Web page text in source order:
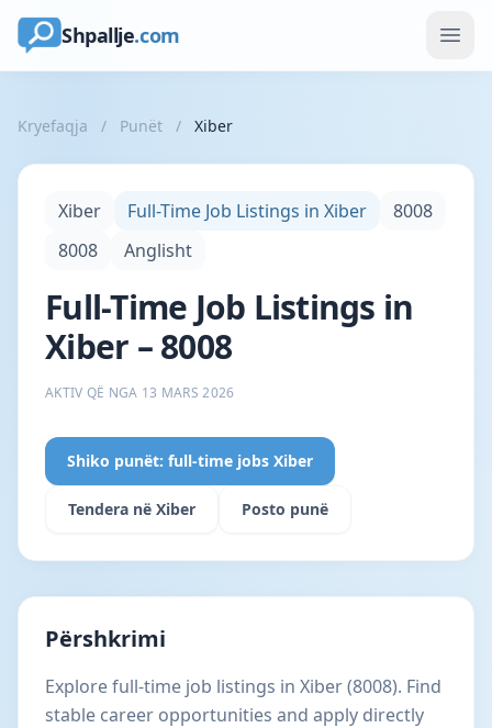
Shpallje.com
Kryefaqja / Punët / Xiber
Xiber Full-Time Job Listings in Xiber
8008
8008
Anglisht
Full-Time Job Listings in
Xiber – 8008
AKTIV QË NGA 13 MARS 2026
Shiko punët: full-time jobs Xiber
Tendera në Xiber Posto punë
Përshkrimi
Explore full-time job listings in Xiber (8008). Find
stable career opportunities and apply directly